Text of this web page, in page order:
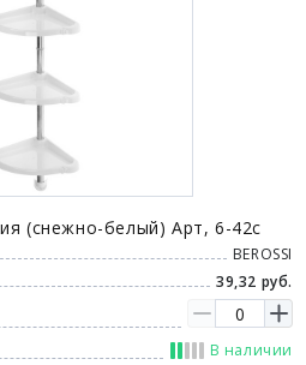
(снежно-белый) Арт, 6-42с
BEROSSI
39,32 руб.
В наличии